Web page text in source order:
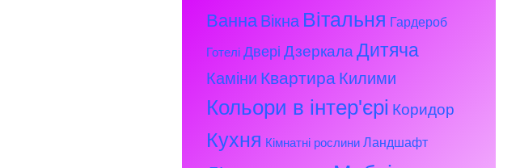
Ванна Вікна Вітальня Гардероб
Готелі Двері Дзеркала Дитяча
Каміни Квартира Килими
Кольори в інтер'єрі Коридор
Кухня Кімнатні рослини Ландшафт